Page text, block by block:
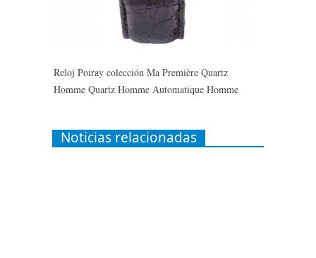
Reloj Poiray colección Ma Première Quartz
Homme Quartz Homme Automatique Homme
Noticias relacionadas